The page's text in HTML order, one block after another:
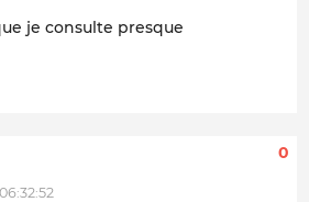
je consulte presque
0